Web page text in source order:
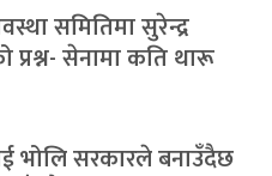
समितिमा सुरेन्द्र
प्रश्न- सेनामा कति थारू
भोलि सरकारले बनाउँदैछ